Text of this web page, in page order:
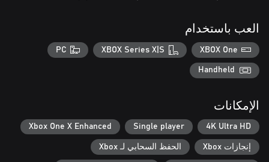
العب باستخدام
XBOX One
XBOX Series X|S
PC
Handheld
الإمكانات
4K Ultra HD
Single player
Xbox One X Enhanced
إنجازات Xbox الحفظ السحابي لـ Xbox